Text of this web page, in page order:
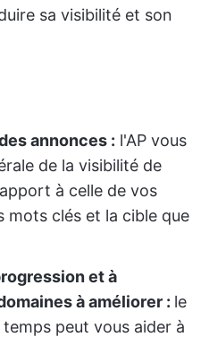
sa visibilité et son
annonces : l'AP vous
de la visibilité de
à celle de vos
mots clés et la cible que
et à
à améliorer : le
peut vous aider à